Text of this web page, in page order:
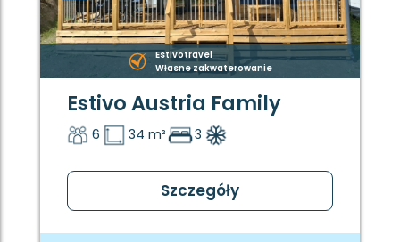
Estivotravel
Własne zakwaterowanie
Estivo Austria Family
6 34 m² 3
Szczegóły